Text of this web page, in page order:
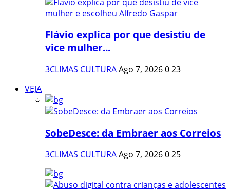
Flávio explica por que desistiu de
vice mulher...
3CLIMAS CULTURAAgo 7, 2026023
VEJA
SobeDesce: da Embraer aos Correios
3CLIMAS CULTURAAgo 7, 2026025